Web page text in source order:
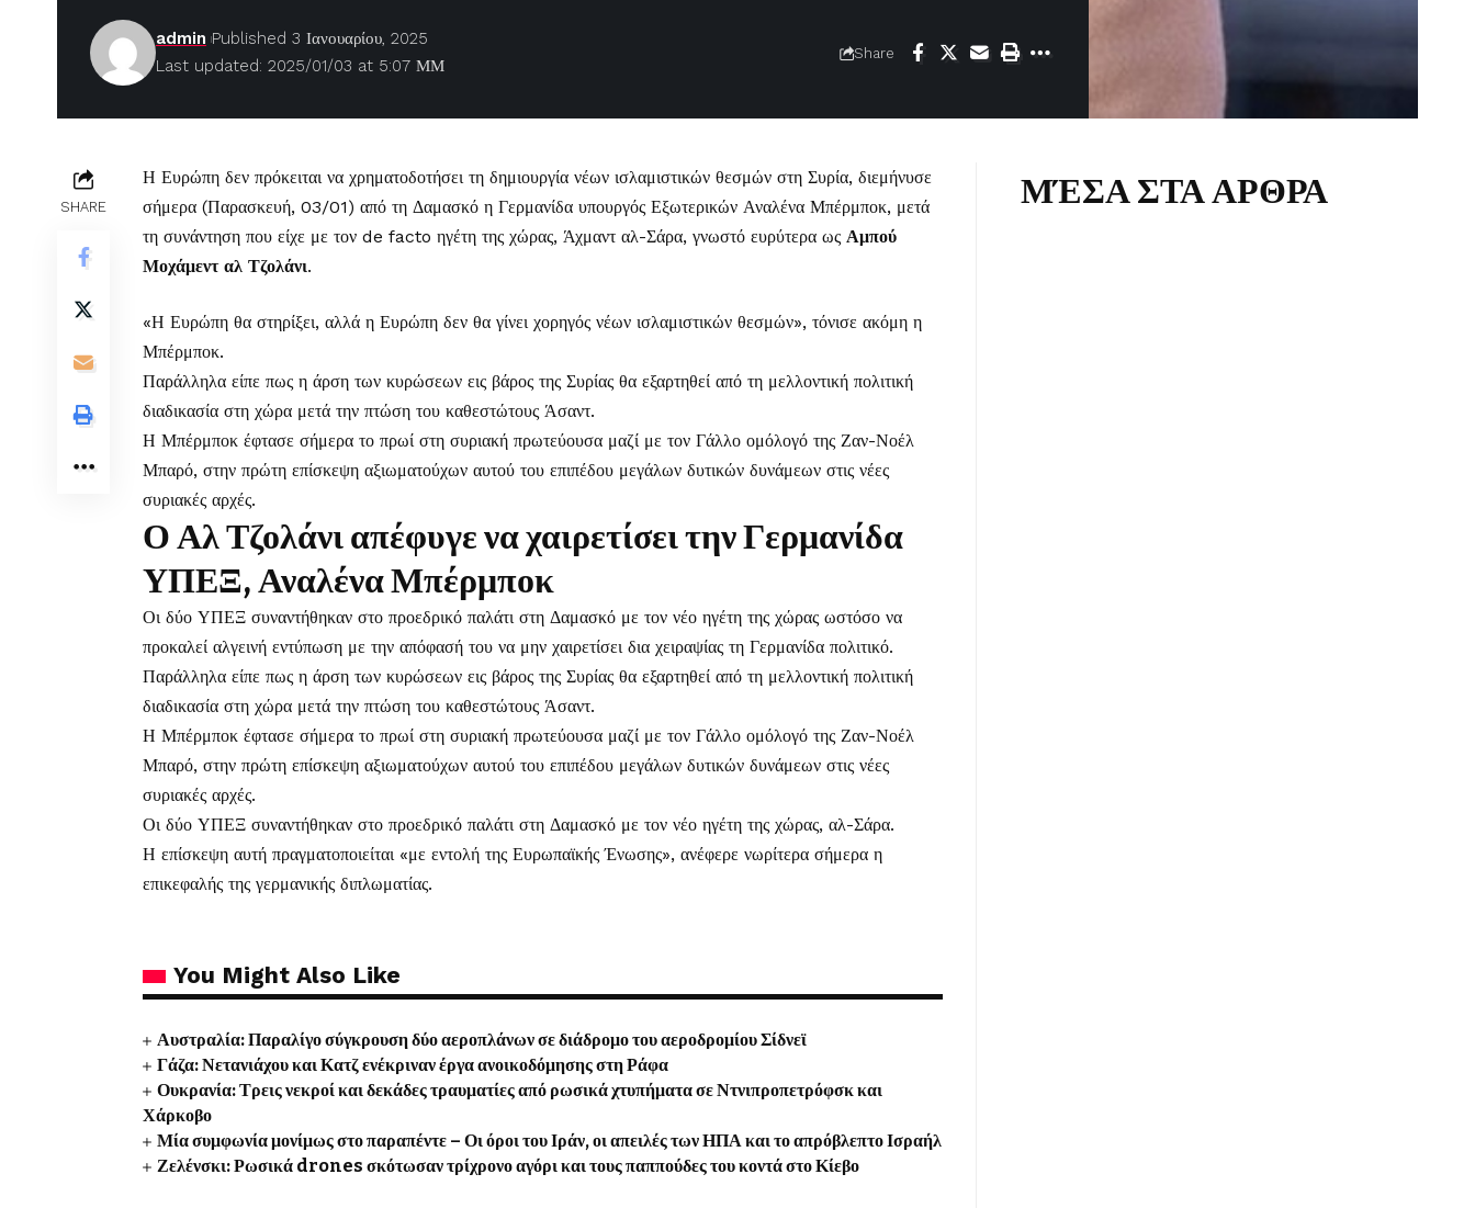
Last updated: 2025/01/03 at 5:07 ΜΜ
admin Published 3 Ιανουαρίου, 2025
Share
SHARE
Η Ευρώπη δεν πρόκειται να χρηματοδοτήσει τη δημιουργία νέων ισλαμιστικών θεσμών στη Συρία, διεμήνυσε
σήμερα (Παρασκευή, 03/01) από τη Δαμασκό η Γερμανίδα υπουργός Εξωτερικών Αναλένα Μπέρμποκ, μετά
τη συνάντηση που είχε με τον de facto ηγέτη της χώρας, Άχμαντ αλ-Σάρα, γνωστό ευρύτερα ως Αμπού
Μοχάμεντ αλ Τζολάνι.
«Η Ευρώπη θα στηρίξει, αλλά η Ευρώπη δεν θα γίνει χορηγός νέων ισλαμιστικών θεσμών», τόνισε ακόμη η
Μπέρμποκ.
Παράλληλα είπε πως η άρση των κυρώσεων εις βάρος της Συρίας θα εξαρτηθεί από τη μελλοντική πολιτική
διαδικασία στη χώρα μετά την πτώση του καθεστώτους Άσαντ.
Η Μπέρμποκ έφτασε σήμερα το πρωί στη συριακή πρωτεύουσα μαζί με τον Γάλλο ομόλογό της Ζαν-Νοέλ
Μπαρό, στην πρώτη επίσκεψη αξιωματούχων αυτού του επιπέδου μεγάλων δυτικών δυνάμεων στις νέες
συριακές αρχές.
Ο Αλ Τζολάνι απέφυγε να χαιρετίσει την Γερμανίδα
ΥΠΕΞ, Αναλένα Μπέρμποκ
Οι δύο ΥΠΕΞ συναντήθηκαν στο προεδρικό παλάτι στη Δαμασκό με τον νέο ηγέτη της χώρας ωστόσο να
προκαλεί αλγεινή εντύπωση με την απόφασή του να μην χαιρετίσει δια χειραψίας τη Γερμανίδα πολιτικό.
Παράλληλα είπε πως η άρση των κυρώσεων εις βάρος της Συρίας θα εξαρτηθεί από τη μελλοντική πολιτική
διαδικασία στη χώρα μετά την πτώση του καθεστώτους Άσαντ.
Η Μπέρμποκ έφτασε σήμερα το πρωί στη συριακή πρωτεύουσα μαζί με τον Γάλλο ομόλογό της Ζαν-Νοέλ
Μπαρό, στην πρώτη επίσκεψη αξιωματούχων αυτού του επιπέδου μεγάλων δυτικών δυνάμεων στις νέες
συριακές αρχές.
Οι δύο ΥΠΕΞ συναντήθηκαν στο προεδρικό παλάτι στη Δαμασκό με τον νέο ηγέτη της χώρας, αλ-Σάρα.
Η επίσκεψη αυτή πραγματοποιείται «με εντολή της Ευρωπαϊκής Ένωσης», ανέφερε νωρίτερα σήμερα η
επικεφαλής της γερμανικής διπλωματίας.
You Might Also Like
Αυστραλία: Παραλίγο σύγκρουση δύο αεροπλάνων σε διάδρομο του αεροδρομίου Σίδνεϊ
Γάζα: Νετανιάχου και Κατζ ενέκριναν έργα ανοικοδόμησης στη Ράφα
Ουκρανία: Τρεις νεκροί και δεκάδες τραυματίες από ρωσικά χτυπήματα σε Ντνιπροπετρόφσκ και
Χάρκοβο
Μία συμφωνία μονίμως στο παραπέντε – Οι όροι του Ιράν, οι απειλές των ΗΠΑ και το απρόβλεπτο Ισραήλ
Ζελένσκι: Ρωσικά drones σκότωσαν τρίχρονο αγόρι και τους παππούδες του κοντά στο Κίεβο
ΜΈΣΑ ΣΤΑ ΑΡΘΡΑ